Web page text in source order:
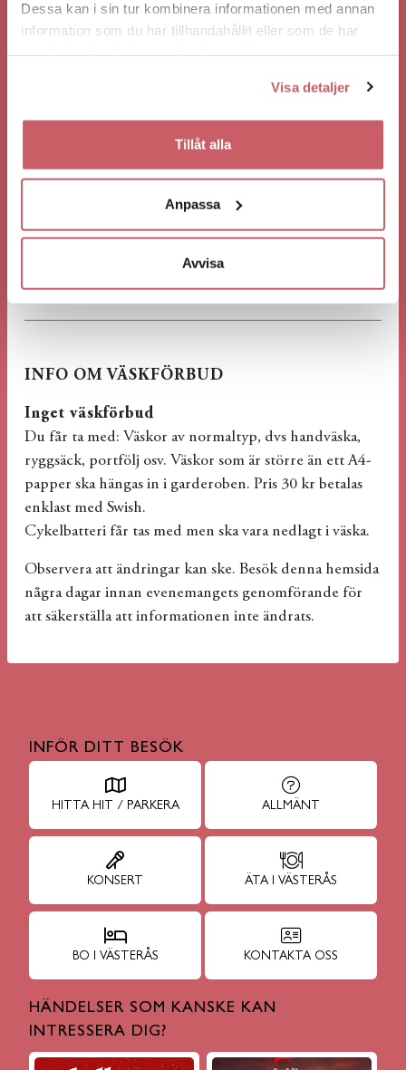
Dessa kan i sin tur kombinera informationen med annan
information som du har tillhandahållit eller som de har
Visa detaljer
Tillåt alla
Anpassa
Avvisa
INFO OM VÄSKFÖRBUD
Inget väskförbud
Du får ta med: Väskor av normaltyp, dvs handväska,
ryggsäck, portfölj osv. Väskor som är större än ett A4-
papper ska hängas in i garderoben. Pris 30 kr betalas
enklast med Swish.
Cykelbatteri får tas med men ska vara nedlagt i väska.
Observera att ändringar kan ske. Besök denna hemsida
några dagar innan evenemangets genomförande för
att säkerställa att informationen inte ändrats.
INFÖR DITT BESÖK
HITTA HIT / PARKERA ALLMÄNT
KONSERT ÄTA I VÄSTERÅS
BO I VÄSTERÅS KONTAKTA OSS
HÄNDELSER SOM KANSKE KAN
INTRESSERA DIG?